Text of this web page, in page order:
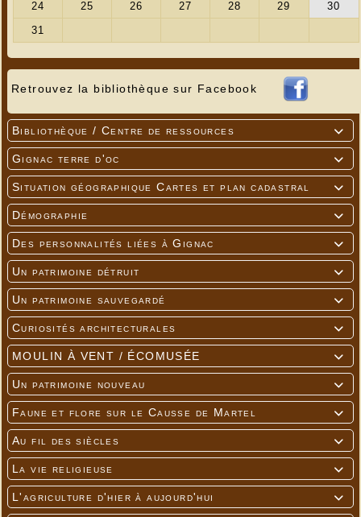
Retrouvez la bibliothèque sur Facebook

Bibliothèque / Centre de ressources

Gignac terre d'oc

Situation géographique Cartes et plan cadastral

Démographie

Des personnalités liées à Gignac

Un patrimoine détruit

Un patrimoine sauvegardé

Curiosités architecturales

MOULIN À VENT / ÉCOMUSÉE

Un patrimoine nouveau

Faune et flore sur le Causse de Martel

Au fil des siècles

La vie religieuse

L'agriculture d'hier à aujourd'hui